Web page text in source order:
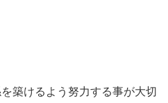
築けるよう努力する事が大切